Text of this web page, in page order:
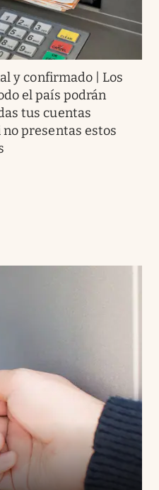
y confirmado | Los
el país podrán
tus cuentas
presentas estos